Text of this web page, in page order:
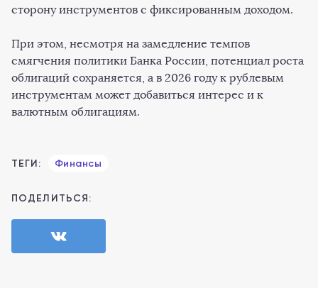
сторону инструментов с фиксированным доходом.
При этом, несмотря на замедление темпов
смягчения политики Банка России, потенциал роста
облигаций сохраняется, а в 2026 году к рублевым
инструментам может добавиться интерес и к
валютным облигациям.
ТЕГИ: Финансы
ПОДЕЛИТЬСЯ: